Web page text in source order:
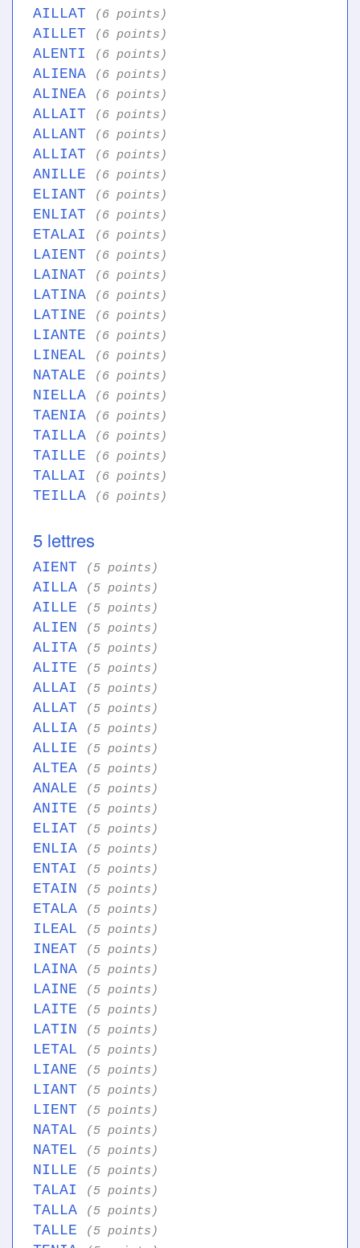
AILLAT (6 points)
AILLET (6 points)
ALENTI (6 points)
ALIENA (6 points)
ALINEA (6 points)
ALLAIT (6 points)
ALLANT (6 points)
ALLIAT (6 points)
ANILLE (6 points)
ELIANT (6 points)
ENLIAT (6 points)
ETALAI (6 points)
LAIENT (6 points)
LAINAT (6 points)
LATINA (6 points)
LATINE (6 points)
LIANTE (6 points)
LINEAL (6 points)
NATALE (6 points)
NIELLA (6 points)
TAENIA (6 points)
TAILLA (6 points)
TAILLE (6 points)
TALLAI (6 points)
TEILLA (6 points)
5 lettres
AIENT (5 points)
AILLA (5 points)
AILLE (5 points)
ALIEN (5 points)
ALITA (5 points)
ALITE (5 points)
ALLAI (5 points)
ALLAT (5 points)
ALLIA (5 points)
ALLIE (5 points)
ALTEA (5 points)
ANALE (5 points)
ANITE (5 points)
ELIAT (5 points)
ENLIA (5 points)
ENTAI (5 points)
ETAIN (5 points)
ETALA (5 points)
ILEAL (5 points)
INEAT (5 points)
LAINA (5 points)
LAINE (5 points)
LAITE (5 points)
LATIN (5 points)
LETAL (5 points)
LIANE (5 points)
LIANT (5 points)
LIENT (5 points)
NATAL (5 points)
NATEL (5 points)
NILLE (5 points)
TALAI (5 points)
TALLA (5 points)
TALLE (5 points)